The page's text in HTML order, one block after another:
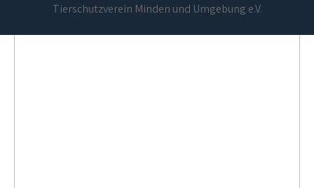
Tierschutzverein Minden und Umgebung e.V.